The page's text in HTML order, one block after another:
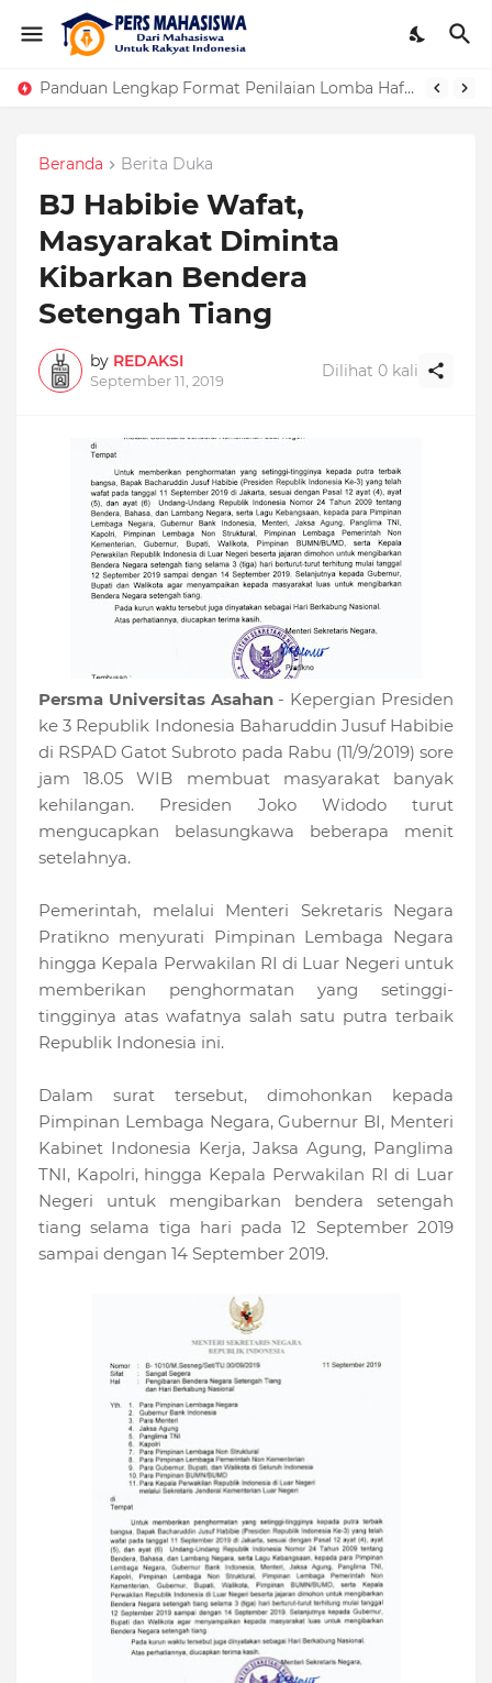
Panduan Lengkap Format Penilaian Lomba Hafalan Surat Pendek
Beranda Berita Duka
BJ Habibie Wafat,
Masyarakat Diminta
Kibarkan Bendera
Setengah Tiang
by REDAKSI
September 11, 2019
Dilihat 0 kali
Persma Universitas Asahan - Kepergian Presiden
ke 3 Republik Indonesia Baharuddin Jusuf Habibie
di RSPAD Gatot Subroto pada Rabu (11/9/2019) sore
jam 18.05 WIB membuat masyarakat banyak
kehilangan. Presiden Joko Widodo turut
mengucapkan belasungkawa beberapa menit
setelahnya.
Pemerintah, melalui Menteri Sekretaris Negara
Pratikno menyurati Pimpinan Lembaga Negara
hingga Kepala Perwakilan RI di Luar Negeri untuk
memberikan penghormatan yang setinggi-
tingginya atas wafatnya salah satu putra terbaik
Republik Indonesia ini.
Dalam surat tersebut, dimohonkan kepada
Pimpinan Lembaga Negara, Gubernur BI, Menteri
Kabinet Indonesia Kerja, Jaksa Agung, Panglima
TNI, Kapolri, hingga Kepala Perwakilan RI di Luar
Negeri untuk mengibarkan bendera setengah
tiang selama tiga hari pada 12 September 2019
sampai dengan 14 September 2019.